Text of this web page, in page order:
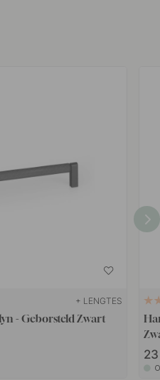
+ LENGTES
- Geborsteld Zwart